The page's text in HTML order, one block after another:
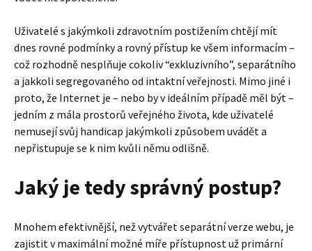
Uživatelé s jakýmkoli zdravotním postižením chtějí mít
dnes rovné podmínky a rovný přístup ke všem informacím –
což rozhodně nesplňuje cokoliv “exkluzivního”, separátního
a jakkoli segregovaného od intaktní veřejnosti. Mimo jiné i
proto, že Internet je – nebo by v ideálním případě měl být –
jedním z mála prostorů veřejného života, kde uživatelé
nemusejí svůj handicap jakýmkoli způsobem uvádět a
nepřistupuje se k nim kvůli němu odlišně.
Jaký je tedy správný postup?
Mnohem efektivnější, než vytvářet separátní verze webu, je
zajistit v maximální možné míře přístupnost už primární